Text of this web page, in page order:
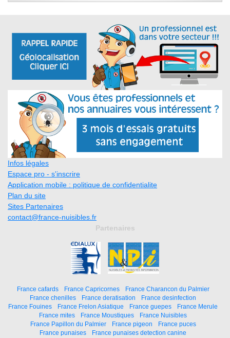
Infos légales
Espace pro - s'inscrire
Application mobile : politique de confidentialite
Plan du site
Sites Partenaires
contact@france-nuisibles.fr
Partenaires
France cafards France Capricornes
France Charancon du Palmier
France chenilles
France deratisation
France desinfection
France Fouines
France Frelon Asiatique France guepes
France Merule
France mites
France Moustiques
France Nuisibles
France Papillon du Palmier
France pigeon
France puces
France punaises
France punaises detection canine